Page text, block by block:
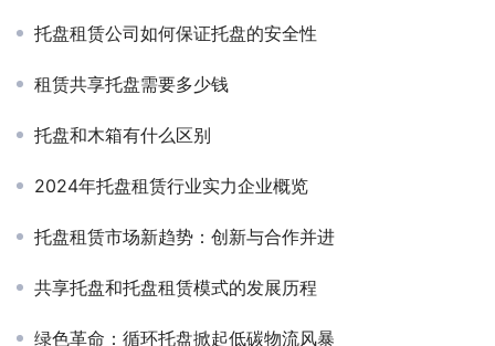
托盘租赁公司如何保证托盘的安全性
租赁共享托盘需要多少钱
托盘和木箱有什么区别
2024年托盘租赁行业实力企业概览
托盘租赁市场新趋势：创新与合作并进
共享托盘和托盘租赁模式的发展历程
绿色革命：循环托盘掀起低碳物流风暴